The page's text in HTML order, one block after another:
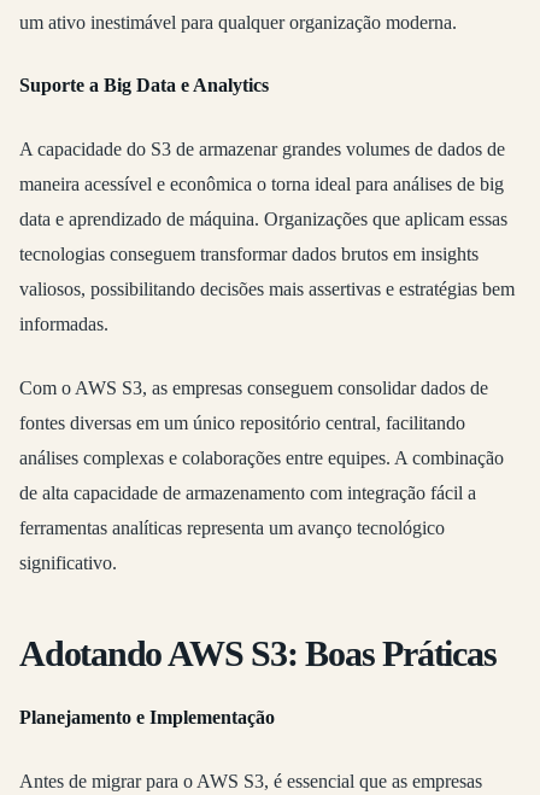
um ativo inestimável para qualquer organização moderna.
Suporte a Big Data e Analytics
A capacidade do S3 de armazenar grandes volumes de dados de
maneira acessível e econômica o torna ideal para análises de big
data e aprendizado de máquina. Organizações que aplicam essas
tecnologias conseguem transformar dados brutos em insights
valiosos, possibilitando decisões mais assertivas e estratégias bem
informadas.
Com o AWS S3, as empresas conseguem consolidar dados de
fontes diversas em um único repositório central, facilitando
análises complexas e colaborações entre equipes. A combinação
de alta capacidade de armazenamento com integração fácil a
ferramentas analíticas representa um avanço tecnológico
significativo.
Adotando AWS S3: Boas Práticas
Planejamento e Implementação
Antes de migrar para o AWS S3, é essencial que as empresas